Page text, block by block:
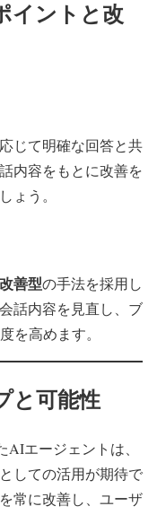
イントと改
じて明確な回答と共
内容をもとに改善を
ょう。
善型の手法を採用し
話内容を見直し、ブ
を高めます。
と可能性
エージェントは、
しての活用が期待で
常に改善し、ユーザ